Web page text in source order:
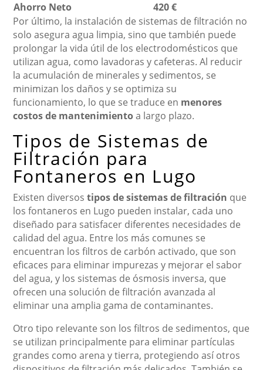
Ahorro Neto
420 €
Por último, la instalación de sistemas de filtración no
solo asegura agua limpia, sino que también puede
prolongar la vida útil de los electrodomésticos que
utilizan agua, como lavadoras y cafeteras. Al reducir
la acumulación de minerales y sedimentos, se
minimizan los daños y se optimiza su
funcionamiento, lo que se traduce en menores
costos de mantenimientoa largo plazo.
Tipos de Sistemas de
Filtración para
Fontaneros en Lugo
Existen diversostipos de sistemas de filtración que
los fontaneros en Lugo pueden instalar, cada uno
diseñado para satisfacer diferentes necesidades de
calidad del agua. Entre los más comunes se
encuentran los filtros de carbón activado, que son
eficaces para eliminar impurezas y mejorar el sabor
del agua, y los sistemas de ósmosis inversa, que
ofrecen una solución de filtración avanzada al
eliminar una amplia gama de contaminantes.
Otro tipo relevante son los filtros de sedimentos, que
se utilizan principalmente para eliminar partículas
grandes como arena y tierra, protegiendo así otros